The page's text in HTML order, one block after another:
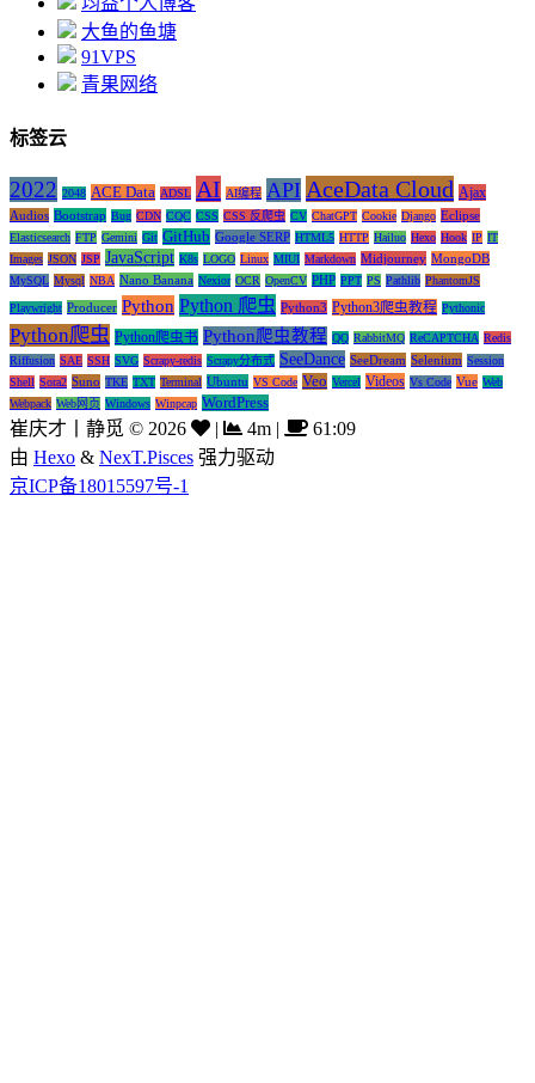
大鱼的鱼塘
91VPS
青果网络
标签云
2022 2048 ACE Data ADSL AI AI编程 API AceData Cloud Ajax
Audios Bootstrap Bug CDN CQC CSS CSS 反爬虫 CV ChatGPT Cookie Django Eclipse
Elasticsearch FTP Gemini Git GitHub Google SERP HTML5 HTTP Hailuo Hexo Hook IP IT
Images JSON JSP JavaScript K8s LOGO Linux MIUI Markdown Midjourney MongoDB
MySQL Mysql NBA Nano Banana Nexior OCR OpenCV PHP PPT PS Pathlib PhantomJS
Playwright Producer Python Python 爬虫 Python3 Python3爬虫教程 Pythonic
Python爬虫 Python爬虫书 Python爬虫教程 QQ RabbitMQ ReCAPTCHA Redis
Riffusion SAE SSH SVG Scrapy-redis Scrapy分布式 SeeDance SeeDream Selenium Session
Shell Sora2 Suno TKE TXT Terminal Ubuntu VS Code Veo Vercel Videos Vs Code Vue Web
Webpack Web网页 Windows Winpcap WordPress
崔庆才丨静觅 © 2026 | 4m |
61:09
由 Hexo & NexT.Pisces 强力驱动
京ICP备18015597号-1